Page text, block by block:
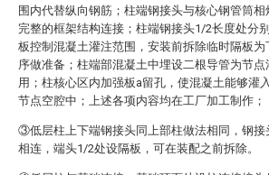
围内代替纵向钢筋；柱端钢接头与核心钢管筒相
完整的框架结构连接；柱端钢接头1/2长度处分
板控制混凝土灌注范围，安装前拆除临时隔板为
序做准备；柱端部混凝土中埋设二根导管为节点
用；柱核心区内加强板a留孔，使混凝土能够灌
节点空腔中；上述各项内容均在工厂加工制作；
③低层柱上下端钢接头同上部柱做法相同，钢接
相连，端头1/2处设隔板，可在装配之前拆除。